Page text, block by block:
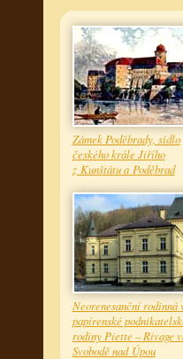
Zámek Poděbrady, sídlo
českého krále Jiřího
z Kunštátu a Poděbrad
Neorenesanční rodinná
papírenské
rodiny Piette – Rivage
Svobodě nad Úpou